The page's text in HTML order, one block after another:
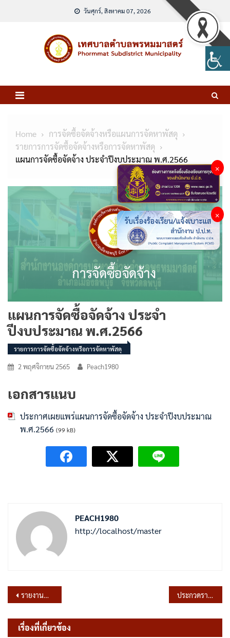
วันศุกร์, สิงหาคม 07, 2026
Home
การจัดซื้อจัดจ้างหรือแผนการจัดหาพัสดุ
รายการการจัดซื้อจัดจ้างหรือการจัดหาพัสดุ
แผนการจัดซื้อจัดจ้าง ประจำปีงบประมาณ พ.ศ.2566
แผนการจัดซื้อจัดจ้าง ประจำ
ปีงบประมาณ พ.ศ.2566
รายการการจัดซื้อจัดจ้างหรือการจัดหาพัสดุ
2 พฤศจิกายน 2565 Peach1980
เอกสารแนบ
ประกาศเผยแพร่แผนการจัดซื้อจัดจ้าง ประจำปีงบประมาณ
พ.ศ.2566 (99 kB)
PEACH1980
http://localhost/master
แนะแนว
เรื่อง
รายงานผู้มาขอใช้บริการงานสำนักปลัด ประจำปีงบประมาณ พ.ศ.2566 ประกวดราคาจ้างก่อสร้างโครงการปรับปรุงถนนคอนกรีตเสรริมเหล็กและก่อสร้างผนัง ค.ส.ล. รหัสสายทางลบ.ถ.88-009 สายทางเข้าวัดศรีสุทธาวาส หมู่ที่ 5 ด้วยวิธีประกวดราคาอิเล็กทรอนิกส์ (e-bidding)
เรื่องที่เกี่ยวข้อง
×
×